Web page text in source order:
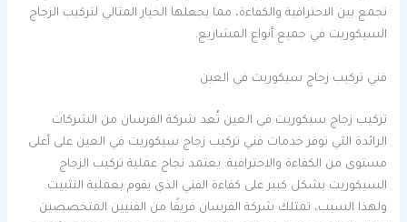
تجمع بين الاحترافية والكفاءة، مما يجعلها الخيار المثالي لتركيب الزجاج
السيكوريت في جميع أنواع المشاريع.
فني تركيب زجاج سيكوريت في العين
تركيب زجاج سيكوريت في العين تُعد شركة الفرسان من الشركات
الرائدة التي توفر خدمات فني تركيب زجاج سيكوريت في العين على أعلى
مستوى من الكفاءة والاحترافية. يعتمد نجاح عملية تركيب الزجاج
السيكوريت بشكل كبير على كفاءة الفني الذي يقوم بعملية التثبيت.
ولهذا السبب، تمتلك شركة الفرسان فريقًا من الفنيين المتخصصين